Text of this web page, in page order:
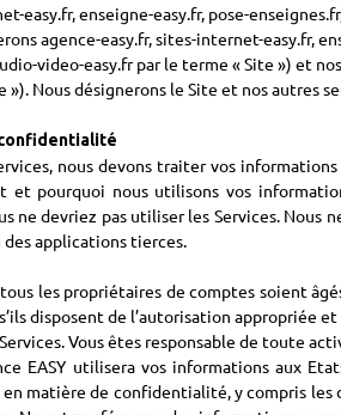
enseigne-easy.fr, pose-
agence-easy.fr, sites-internet-easy.fr,
video-easy.fr par le terme « Site ») et
»). Nous désignerons le Site et nos autres
confidentialité
nous devons traiter vos
pourquoi nous utilisons vos
ne devriez pas utiliser les Services.
applications tierces.
les propriétaires de comptes soient
disposent de l’autorisation
Vous êtes responsable de toute
EASY utilisera vos informations aux
matière de confidentialité, y compris